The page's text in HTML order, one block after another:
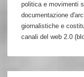
politica e movimenti
documentazione
giornalistiche e
canali del web 2.0